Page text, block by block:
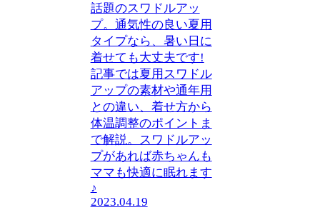
話題のスワドルアッ
プ。通気性の良い夏用
タイプなら、暑い日に
着せても大丈夫です!
記事では夏用スワドル
アップの素材や通年用
との違い、着せ方から
体温調整のポイントま
で解説。スワドルアッ
プがあれば赤ちゃんも
ママも快適に眠れます
♪
2023.04.19